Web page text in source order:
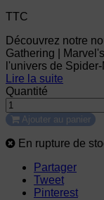
TTC
Découvrez notre
Gathering |
l'univers de
Lire la suite
Quantité
Ajouter au panier
En rupture de
Partager
Tweet
Pinterest